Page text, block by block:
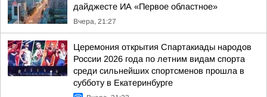
дайджесте ИА «Первое областное»
Вчера, 21:27
Церемония открытия Спартакиады народов
России 2026 года по летним видам спорта
среди сильнейших спортсменов прошла в
субботу в Екатеринбурге